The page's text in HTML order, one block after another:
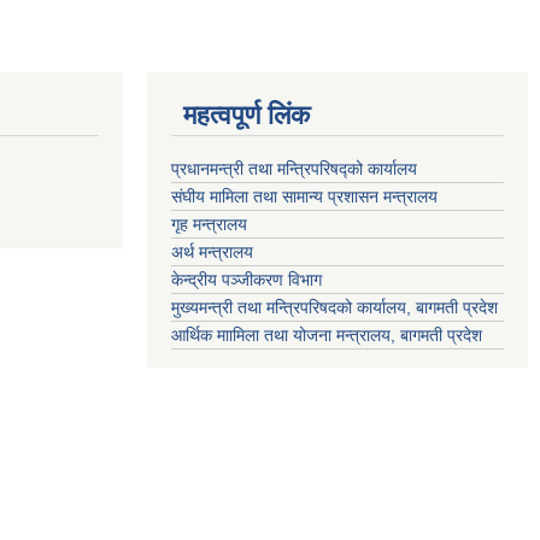
महत्वपूर्ण लिंक
प्रधानमन्त्री तथा मन्त्रिपरिषद्को कार्यालय
संघीय मामिला तथा सामान्य प्रशासन मन्त्रालय
गृह मन्त्रालय
अर्थ मन्त्रालय
केन्द्रीय पञ्जीकरण विभाग
मुख्यमन्त्री तथा मन्त्रिपरिषदको कार्यालय, बागमती प्रदेश
आर्थिक माामिला तथा योजना मन्त्रालय, बागमती प्रदेश